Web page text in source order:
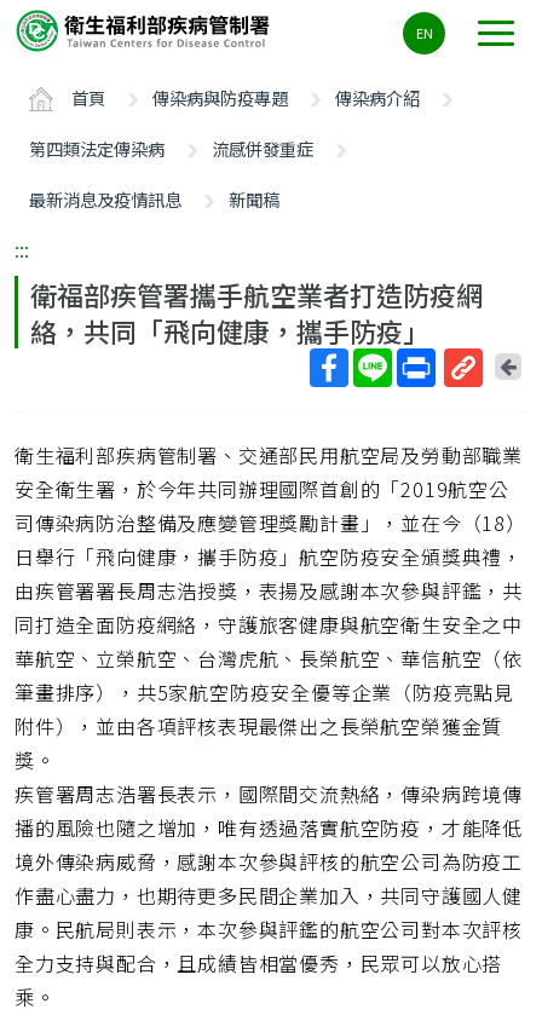
要
ALT+C
EN
首頁 傳染病與防疫專題
傳染病介紹
第四類法定傳染病
流感併發重症
最新消息及疫情訊息
新聞稿
:::
衛福部疾管署攜手航空業者打造防疫網
絡，共同「飛向健康，攜手防疫」
短
網
址
回
衛生福利部疾病管制署、交通部民用航空局及勞動部職業
安全衛生署，於今年共同辦理國際首創的「2019航空公
司傳染病防治整備及應變管理獎勵計畫」，並在今（18）
日舉行「飛向健康，攜手防疫」航空防疫安全頒獎典禮，
由疾管署署長周志浩授獎，表揚及感謝本次參與評鑑，共
同打造全面防疫網絡，守護旅客健康與航空衛生安全之中
華航空、立榮航空、台灣虎航、長榮航空、華信航空（依
筆畫排序），共5家航空防疫安全優等企業（防疫亮點見
附件），並由各項評核表現最傑出之長榮航空榮獲金質
獎。
疾管署周志浩署長表示，國際間交流熱絡，傳染病跨境傳
播的風險也隨之增加，唯有透過落實航空防疫，才能降低
境外傳染病威脅，感謝本次參與評核的航空公司為防疫工
作盡心盡力，也期待更多民間企業加入，共同守護國人健
康。民航局則表示，本次參與評鑑的航空公司對本次評核
全力支持與配合，且成績皆相當優秀，民眾可以放心搭
乘。